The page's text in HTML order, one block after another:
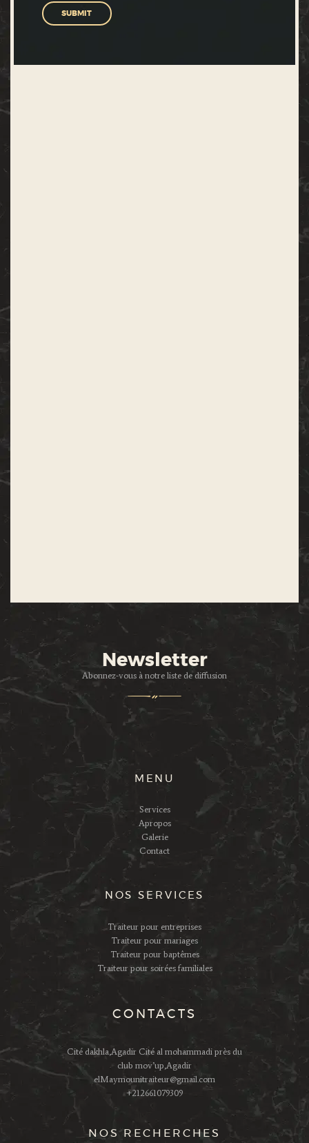
Newsletter
Abonnez-vous à notre liste de diffusion
MENU
Services
Apropos
Galerie
Contact
NOS SERVICES
Traiteur pour entreprises
Traiteur pour mariages
Traiteur pour baptêmes
Traiteur pour soirées familiales
CONTACTS
Cité dakhla,Agadir Cité al mohammadi près du
club mov’up,Agadir
elMaymounitraiteur@gmail.com
+212661079309
NOS RECHERCHES